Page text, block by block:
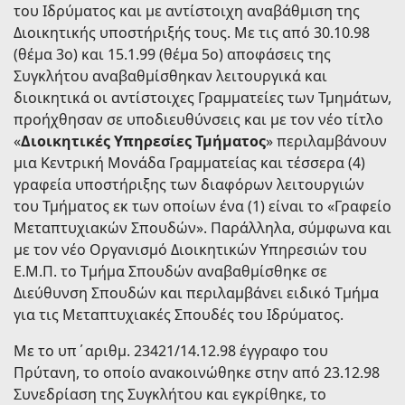
του Ιδρύματος και με αντίστοιχη αναβάθμιση της
Διοικητικής υποστήριξής τους. Με τις από 30.10.98
(θέμα 3ο) και 15.1.99 (θέμα 5ο) αποφάσεις της
Συγκλήτου αναβαθμίσθηκαν λειτουργικά και
διοικητικά οι αντίστοιχες Γραμματείες των Τμημάτων,
προήχθησαν σε υποδιευθύνσεις και με τον νέο τίτλο
«Διοικητικές Υπηρεσίες Τμήματος» περιλαμβάνουν
μια Κεντρική Μονάδα Γραμματείας και τέσσερα (4)
γραφεία υποστήριξης των διαφόρων λειτουργιών
του Τμήματος εκ των οποίων ένα (1) είναι το «Γραφείο
Mεταπτυχιακών Σπουδών». Παράλληλα, σύμφωνα και
με τον νέο Οργανισμό Διοικητικών Υπηρεσιών του
Ε.Μ.Π. το Tμήμα Σπουδών αναβαθμίσθηκε σε
Διεύθυνση Σπουδών και περιλαμβάνει ειδικό Tμήμα
για τις Mεταπτυχιακές Σπουδές του Ιδρύματος.
Με το υπ΄αριθμ. 23421/14.12.98 έγγραφο του
Πρύτανη, το οποίο ανακοινώθηκε στην από 23.12.98
Συνεδρίαση της Συγκλήτου και εγκρίθηκε, το